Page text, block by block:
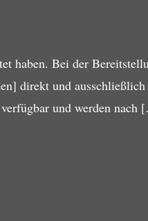
haben. Bei der
direkt und
und werden